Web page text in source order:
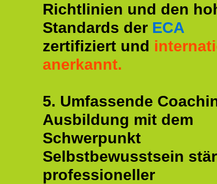
Richtlinien und den
Standards der ECA
zertifiziert und
anerkannt.
5. Umfassende
Ausbildung mit dem
Schwerpunkt
Selbstbewusstsein
professioneller